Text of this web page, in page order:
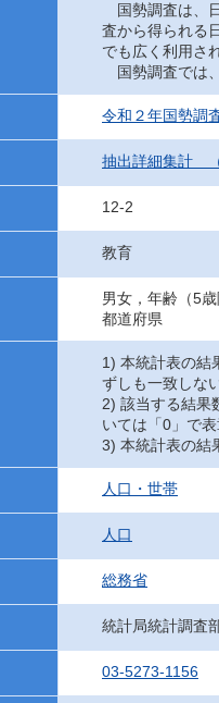
国勢調査は、
査から得られる
でも広く利用さ
国勢調査では
令和２年国勢調
抽出詳細集計 （
12-2
教育
男女，年齢（5
都道府県
1) 本統計表の結
ずしも一致しない
2) 該当する結果
いては「0」で表
3) 本統計表の結
人口・世帯
人口
総務省
統計局統計調査
03-5273-1156